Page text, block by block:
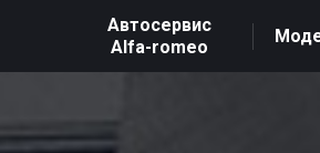
Автосервис
Alfa-romeo